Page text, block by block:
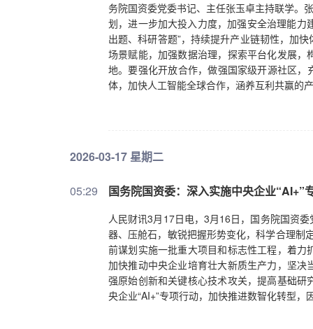
务院国资委党委书记、主任张玉卓主持联学。
划，进一步加大投入力度，加强安全治理能力
出题、科研答题”，持续提升产业链韧性，加
场景赋能，加强数据治理，探索平台化发展
地。要强化开放合作，做强国家级开源社区，
体，加快人工智能全球合作，涵养互利共赢的
2026-03-17 星期二
05:29 国务院国资委：深入实施中央企业“AI+”
人民财讯3月17日电，3月16日，国务院国资
器、压舱石，敏锐把握形势变化，科学合理制
前谋划实施一批重大项目和标志性工程，着
加快推动中央企业培育壮大新质生产力，坚
强原始创新和关键核心技术攻关，提高基础
央企业“AI+”专项行动，加快推进数智化转型